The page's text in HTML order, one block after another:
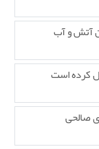
آتش و آب
کرده است
صالحی